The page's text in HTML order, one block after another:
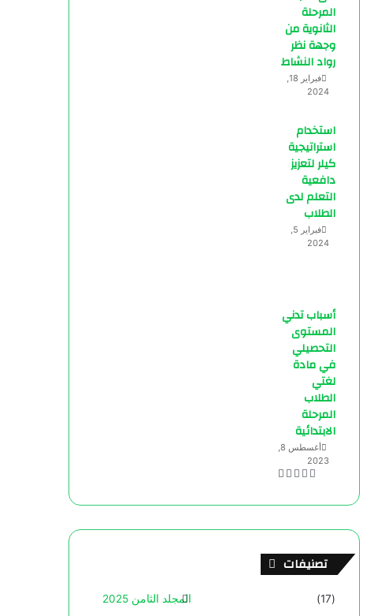
المرحلة
الثانوية من
وجهة نظر
رواد النشاط
فبراير 18,
2024
استخدام
استراتيجية
كيلر لتعزيز
دافعية
التعلم لدى
الطلاب
فبراير 5,
2024
أسباب تدني
المستوى
التحصيلي
في مادة
لغتي
الطلاب
المرحلة
الابتدائية
أغسطس 8,
2023
تصنيفات
المجلد الثامن 2025 (17)